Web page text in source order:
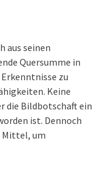
aus seinen
Quersumme in
zu
Keine
die Bildbotschaft ein
ist. Dennoch
Mittel, um